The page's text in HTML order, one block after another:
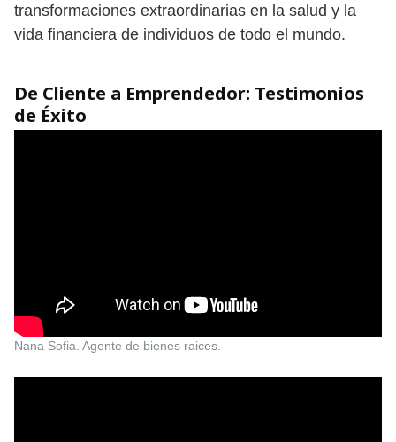
transformaciones extraordinarias en la salud y la
vida financiera de individuos de todo el mundo.
De Cliente a Emprendedor: Testimonios
de Éxito
Nana Sofia. Agente de bienes raices.